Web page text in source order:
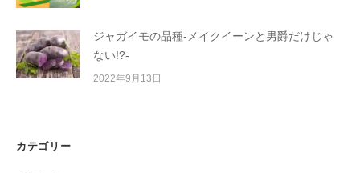
ジャガイモの品種-メイクイーンと男爵だけじゃ
ない!?-
2022年9月13日
カテゴリー